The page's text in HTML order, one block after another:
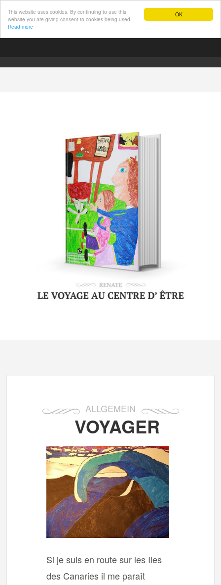
OK
This website uses cookies. By continuing to use this
website you are giving consent to cookies being used.
Read more
ALLGEMEIN
VOYAGER
Si je suis en route sur les Iles
des Canaries il me paraît